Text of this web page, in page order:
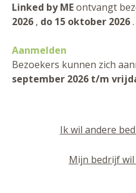
Linked by MEontvangt
2026 , do 15 oktober 2026.
Aanmelden
Bezoekers kunnen zich
september 2026 t/m
Ik wil andere
Mijn bedrijf